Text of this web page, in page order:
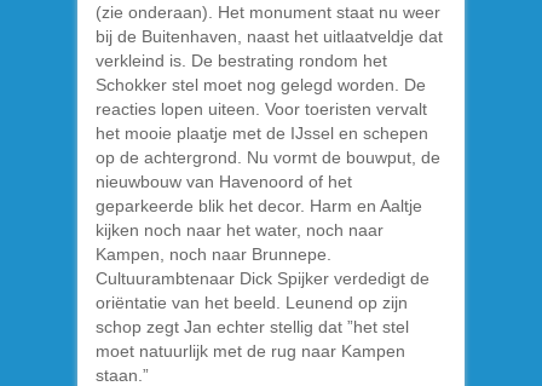
(zie onderaan). Het monument staat nu weer
bij de Buitenhaven, naast het uitlaatveldje dat
verkleind is. De bestrating rondom het
Schokker stel moet nog gelegd worden. De
reacties lopen uiteen. Voor toeristen vervalt
het mooie plaatje met de IJssel en schepen
op de achtergrond. Nu vormt de bouwput, de
nieuwbouw van Havenoord of het
geparkeerde blik het decor. Harm en Aaltje
kijken noch naar het water, noch naar
Kampen, noch naar Brunnepe.
Cultuurambtenaar Dick Spijker verdedigt de
oriëntatie van het beeld. Leunend op zijn
schop zegt Jan echter stellig dat ”het stel
moet natuurlijk met de rug naar Kampen
staan.”